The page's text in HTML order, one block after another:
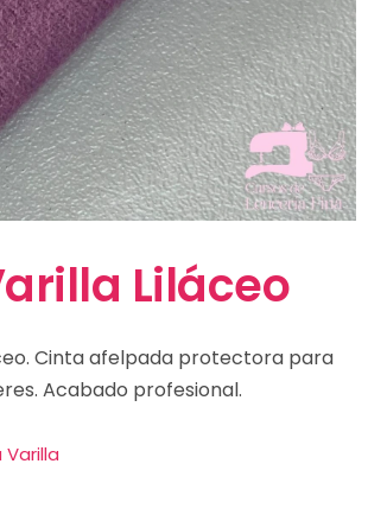
Liláceo
Cinta afelpada protectora para
Acabado profesional.
Varilla